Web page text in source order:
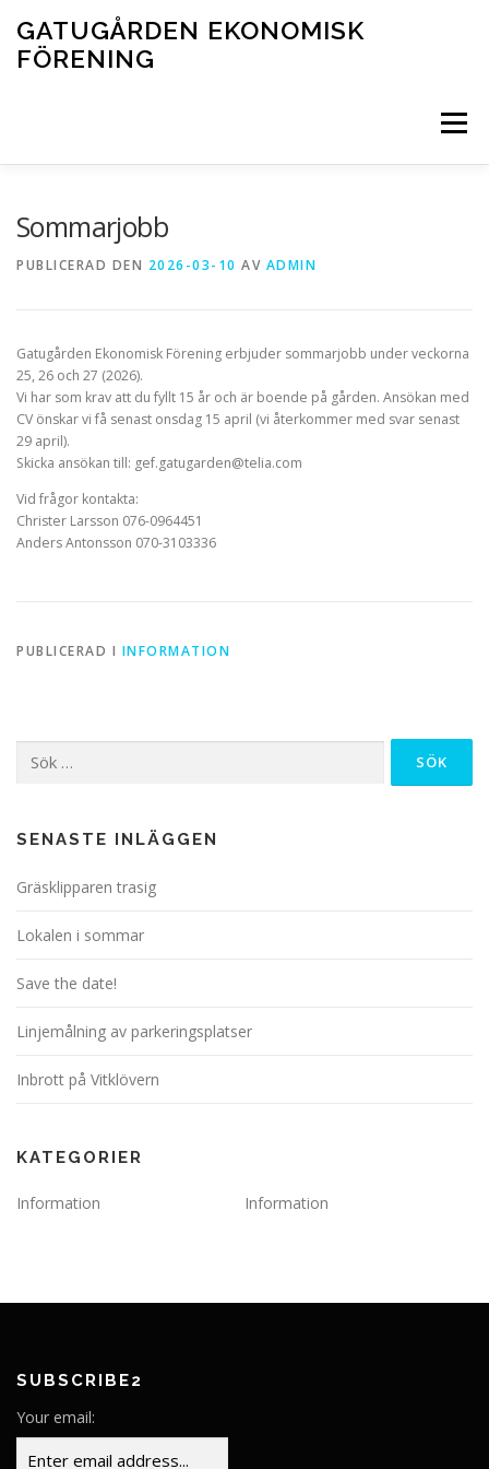
innehåll
GATUGÅRDEN EKONOMISK
FÖRENING
Meny
BOKNING AV LOKAL SAMT ÖVRIGA AKTIVITETER
Sommarjobb
PUBLICERAD DEN 2026-03-10 AV ADMIN
Gatugården Ekonomisk Förening erbjuder sommarjobb under veckorna
25, 26 och 27 (2026).
Vi har som krav att du fyllt 15 år och är boende på gården. Ansökan med
CV önskar vi få senast onsdag 15 april (vi återkommer med svar senast
29 april).
Skicka ansökan till: gef.gatugarden@telia.com
Vid frågor kontakta:
Christer Larsson 076-0964451
Anders Antonsson 070-3103336
PUBLICERAD I INFORMATION
efter:
SENASTE INLÄGGEN
Gräsklipparen trasig
Lokalen i sommar
Save the date!
Linjemålning av parkeringsplatser
Inbrott på Vitklövern
KATEGORIER
Information Information
SUBSCRIBE2
Your email: